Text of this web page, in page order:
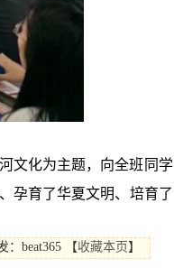
文化为主题，向全班同学
孕育了华夏文明、培育了
：beat365 【收藏本页 】